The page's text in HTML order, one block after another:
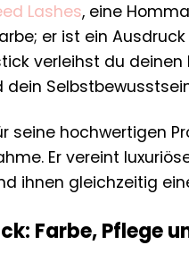
Lashes, eine
er ist ein
verleihst du
seine hochwertigen
Er vereint
ihnen gleichzeitig
Farbe, Pflege